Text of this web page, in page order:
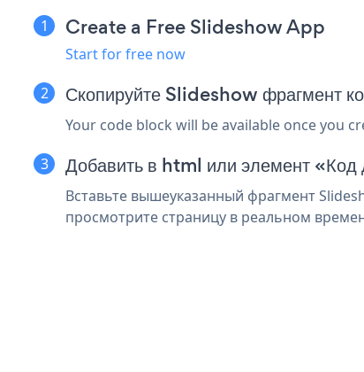
Create a Free Slideshow App
Start for free now
Скопируйте Slideshow фрагмент
Your code block will be available once you
Добавить в html или элемент
Вставьте вышеуказанный фрагмент
просмотрите страницу в реальном